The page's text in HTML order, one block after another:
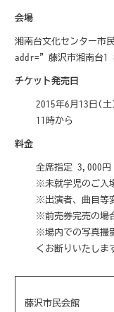
会場
湘南台文化センター市
addr=”藤沢市湘南台
チケット発売日
2015年6月13日(
11時から
料金
全席指定 3,000
※未就学児のご入
※出演者、曲目等
※前売券完売の場
※場内での写真撮
くお断りいたしま
藤沢市民会館